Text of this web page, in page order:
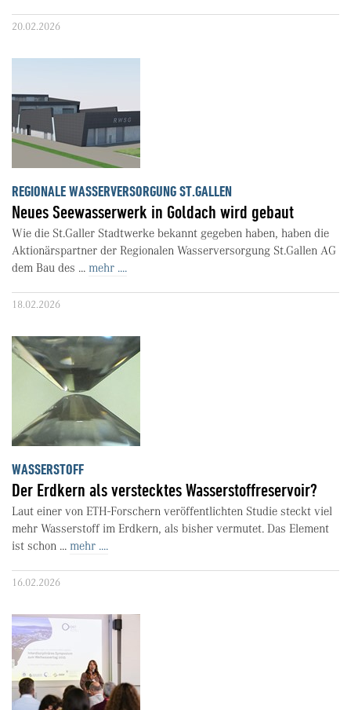
20.02.2026
REGIONALE WASSERVERSORGUNG ST.GALLEN
Neues Seewasserwerk in Goldach wird gebaut
Wie die St.Galler Stadtwerke bekannt gegeben haben, haben die
Aktionärspartner der Regionalen Wasserversorgung St.Gallen AG
dem Bau des ... mehr ....
18.02.2026
WASSERSTOFF
Der Erdkern als verstecktes Wasserstoffreservoir?
Laut einer von ETH-Forschern veröffentlichten Studie steckt viel
mehr Wasserstoff im Erdkern, als bisher vermutet. Das Element
ist schon ... mehr ....
16.02.2026